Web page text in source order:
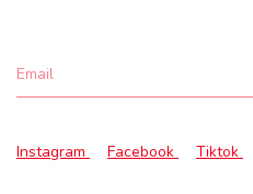
Instagram Facebook Tiktok